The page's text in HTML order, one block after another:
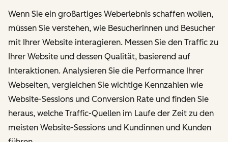
Wenn Sie ein großartiges Weberlebnis schaffen wollen,
müssen Sie verstehen, wie Besucherinnen und Besucher
mit Ihrer Website interagieren. Messen Sie den Traffic zu
Ihrer Website und dessen Qualität, basierend auf
Interaktionen. Analysieren Sie die Performance Ihrer
Webseiten, vergleichen Sie wichtige Kennzahlen wie
Website-Sessions und Conversion Rate und finden Sie
heraus, welche Traffic-Quellen im Laufe der Zeit zu den
meisten Website-Sessions und Kundinnen und Kunden